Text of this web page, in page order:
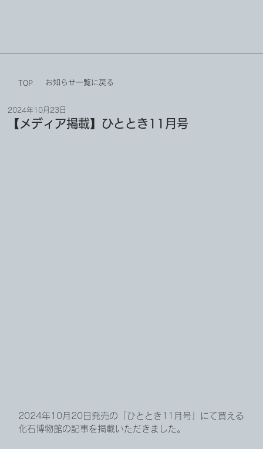
TOP お知らせ一覧に戻る
【メディア掲載】ひととき11月号
2024年10月23日
2024年10月20日発売の「ひととき11月号」にて買える
化石博物館の記事を掲載いただきました。